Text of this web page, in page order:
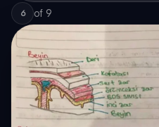
6 of 9